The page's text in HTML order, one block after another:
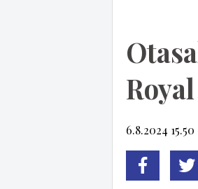
6.8.2024 15.50